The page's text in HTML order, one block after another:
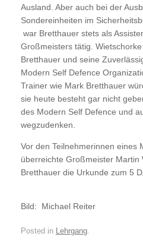
Ausland. Aber auch bei der
Sondereinheiten im
war Bretthauer stets als
Großmeisters tätig.
Bretthauer und seine
Modern Self Defence
Trainer wie Mark Bretthauer
sie heute besteht gar nicht
des Modern Self Defence und
wegzudenken.
Vor den Teilnehmerinnen eines
überreichte Großmeister Martin
Bretthauer die Urkunde zum 5
Bild: Michael Reiter
Posted in Lehrgang